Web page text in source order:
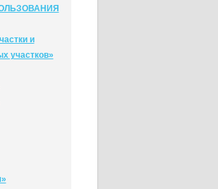
и
участков»